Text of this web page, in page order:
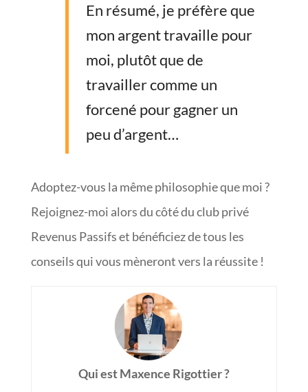
En résumé, je préfère que
mon argent travaille pour
moi, plutôt que de
travailler comme un
forcené pour gagner un
peu d’argent…
Adoptez-vous la même philosophie que moi ?
Rejoignez-moi alors du côté du club privé
Revenus Passifs et bénéficiez de tous les
conseils qui vous mèneront vers la réussite !
Qui est Maxence Rigottier ?